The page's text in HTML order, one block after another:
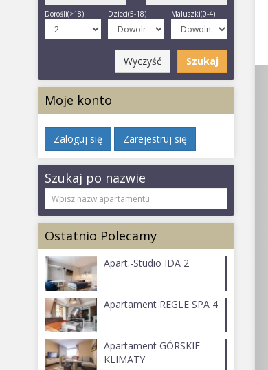
Dorośli(>18) Dzieci(5-18) Maluszki(0-4)
Szukaj
Wyczyść
Moje konto
Zaloguj się Zarejestruj się
Szukaj po nazwie
Ostatnio Polecamy
Apart.-Studio IDA 2
Apartament REGLE SPA 4
Apartament GÓRSKIE
KLIMATY